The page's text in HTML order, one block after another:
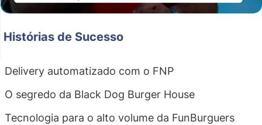
Histórias de Sucesso
Delivery automatizado com o FNP
O segredo da Black Dog Burger House
Tecnologia para o alto volume da FunBurguers